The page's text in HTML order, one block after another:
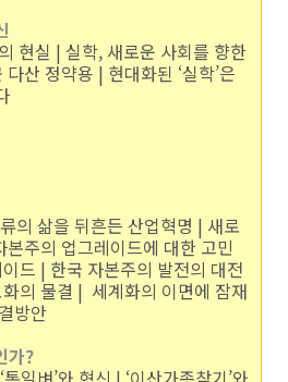
현실 | 실학, 새로운 사회를 향한
산 정약용 | 현대화된 ‘실학’은
의 삶을 뒤흔든 산업혁명 | 새로
주의 업그레이드에 대한 고민
드 | 한국 자본주의 발전의 대전
의 물결 | 세계화의 이면에 잠재
방안
가?